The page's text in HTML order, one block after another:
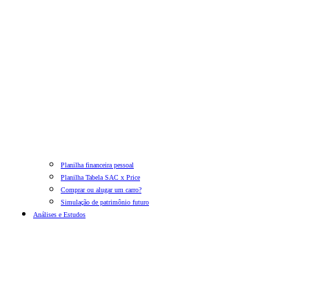
Planilha financeira pessoal
Planilha Tabela SAC x Price
Comprar ou alugar um carro?
Simulação de patrimônio futuro
Análises e Estudos